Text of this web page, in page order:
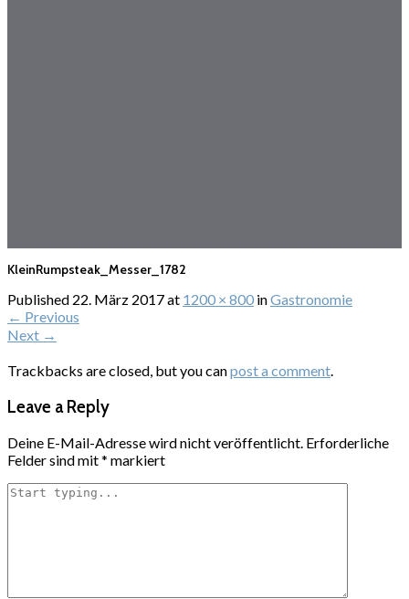
KleinRumpsteak_Messer_1782
Published 22. März 2017at 1200 × 800 inGastronomie
← Previous
Next →
Trackbacks are closed, but you canpost a comment.
Leave a Reply
Deine E-Mail-Adresse wird nicht veröffentlicht. Erforderliche
Felder sind mit* markiert